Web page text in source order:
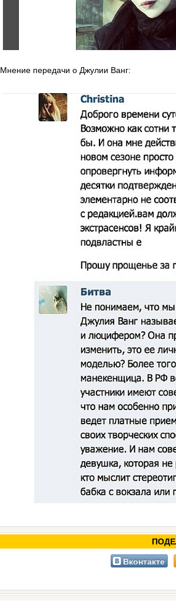
Мнение передачи о Джулии Ванг:
Вконтакте